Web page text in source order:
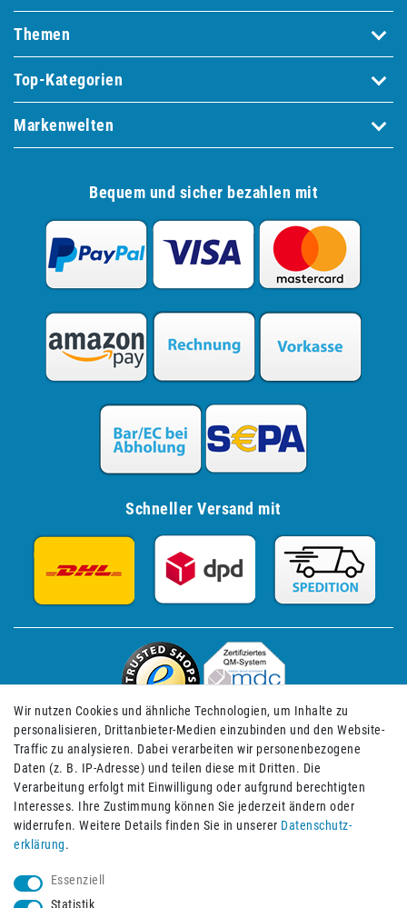
Themen
Top-Kategorien
Markenwelten
Bequem und sicher bezahlen mit
Schneller Versand mit
Impressum Daten­schutz­erklärung AGB
Wir nutzen Cookies und ähnliche Technologien, um Inhalte zu
personalisieren, Drittanbieter-Medien einzubinden und den Website-
Traffic zu analysieren. Dabei verarbeiten wir personenbezogene
Daten (z. B. IP-Adresse) und teilen diese mit Dritten. Die
Verarbeitung erfolgt mit Einwilligung oder aufgrund berechtigten
Interesses. Ihre Zustimmung können Sie jederzeit ändern oder
widerrufen. Weitere Details finden Sie in unserer Daten­schutz­
erklärung.
Essenziell
Statistik